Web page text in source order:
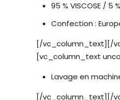
95 % VISCOSE / 5
Confection :
[/vc_column_text][/
[vc_column_text
Lavage en
[/vc_column_text][/